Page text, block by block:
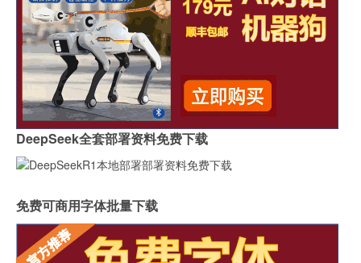
DeepSeek全套部署资料免费下载
免费可商用字体批量下载